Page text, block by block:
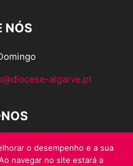
NÓS
algarve.pt
o desempenho e a sua
navegar no site estará a